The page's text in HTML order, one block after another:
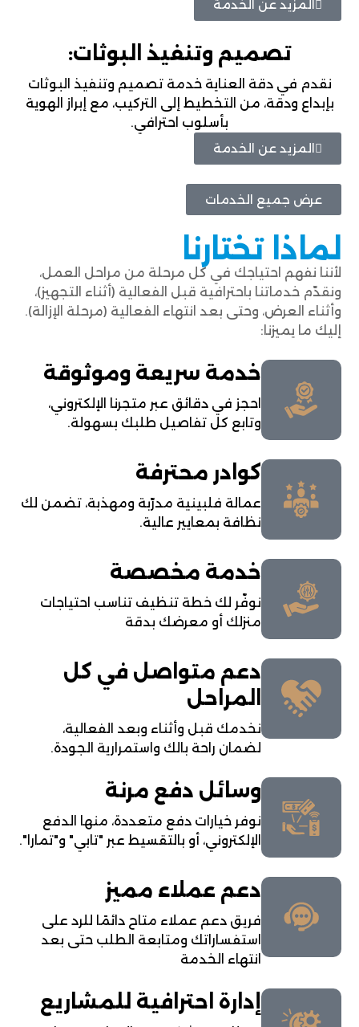
المزيد عن الخدمة
تصميم وتنفيذ البوثات:
نقدم في دقة العناية خدمة تصميم وتنفيذ البوثات
بإبداع ودقة، من التخطيط إلى التركيب، مع إبراز الهوية
بأسلوب احترافي.
المزيد عن الخدمة
عرض جميع الخدمات
لماذا تختارنا
لأننا نفهم احتياجك في كل مرحلة من مراحل العمل،
ونقدّم خدماتنا باحترافية قبل الفعالية (أثناء التجهيز)،
وأثناء العرض، وحتى بعد انتهاء الفعالية (مرحلة الإزالة).
إليك ما يميزنا:
خدمة سريعة وموثوقة
احجز في دقائق عبر متجرنا الإلكتروني،
وتابع كل تفاصيل طلبك بسهولة.
كوادر محترفة
عمالة فلبينية مدرّبة ومهذبة، تضمن لك
نظافة بمعايير عالية.
خدمة مخصصة
نوفّر لك خطة تنظيف تناسب احتياجات
منزلك أو معرضك بدقة
دعم متواصل في كل
المراحل
نخدمك قبل وأثناء وبعد الفعالية،
لضمان راحة بالك واستمرارية الجودة.
وسائل دفع مرنة
نوفر خيارات دفع متعددة، منها الدفع
الإلكتروني، أو بالتقسيط عبر "تابي" و"تمارا".
دعم عملاء مميز
فريق دعم عملاء متاح دائمًا للرد على
استفساراتك ومتابعة الطلب حتى بعد
انتهاء الخدمة
إدارة احترافية للمشاريع